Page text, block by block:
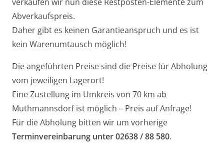
Abverkaufspreis.
Daher gibt es keinen Garantieanspruch und es ist
kein Warenumtausch möglich!
Die angeführten Preise sind die Preise für Abholung
vom jeweiligen Lagerort!
Eine Zustellung im Umkreis von 70 km ab
Muthmannsdorf ist möglich – Preis auf Anfrage!
Für die Abholung bitten wir um vorherige
Terminvereinbarung unter 02638 / 88 580.